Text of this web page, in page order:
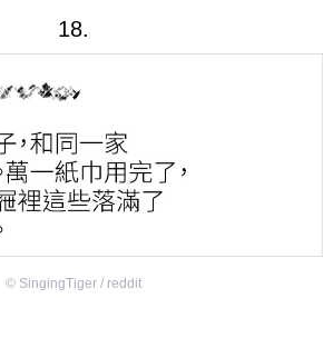
18.
© SingingTiger / reddit